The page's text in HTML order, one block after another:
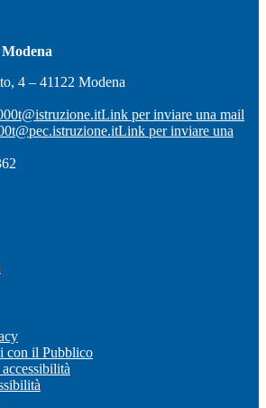
4 – 41122 Modena
Link per inviare una mail
Link per inviare una
con il Pubblico